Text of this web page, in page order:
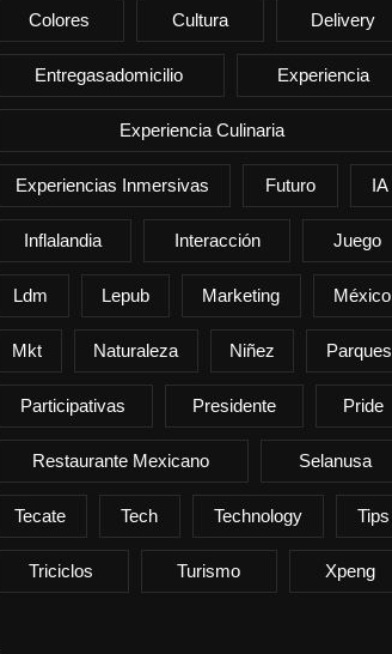
Colores Cultura Delivery
Entregasadomicilio Experiencia
Experiencia Culinaria
Experiencias Inmersivas Futuro IA
Inflalandia Interacción Juego
Ldm Lepub Marketing México
Mkt Naturaleza Niñez Parques
Participativas Presidente Pride
Restaurante Mexicano Selanusa
Tecate Tech Technology Tips
Triciclos Turismo Xpeng